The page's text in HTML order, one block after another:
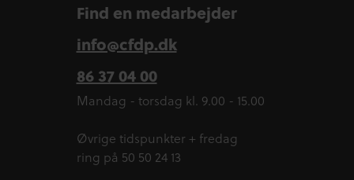
Find en medarbejder
info@cfdp.dk
86 37 04 00
Mandag - torsdag kl. 9.00 - 15.00
Øvrige tidspunkter + fredag
ring på 50 50 24 13